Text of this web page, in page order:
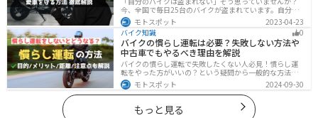
今、全国で毎日25台のバイクが盗まれています。自分の
バイクは大丈夫という保証はどこにもありません。バイ
クの盗難対策の方法を理解して、自分のバイクは自分で
守りましょう。
モトスポット
2023-04-23
バイク知識
0
バイクの慣らし運転は必要？失敗しない方法や
中古車でもやるべき理由を解説
バイクの慣らし運転で失敗したくない人必見！慣らし運
転をやった方がいいの？という疑問から一般的な方法、
メーカ推奨の方法まで具体的に解説します。注意点や中
古車でもやった方がいいのか慣らし運転後にやるべきこ
ともまとめたので、これからバイクを買おうとしている
人は参考にしてください。
モトスポット 2024-09-30
もっと見る